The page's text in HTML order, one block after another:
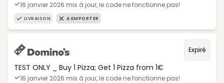
16 janvier 2026 mis à jour, le code ne fonctionne pas!
LIVRAISON A EMPORTER
Expiré
TEST ONLY _ Buy 1 Pizza; Get 1 Pizza from 1€
16 janvier 2026 mis à jour, le code ne fonctionne pas!